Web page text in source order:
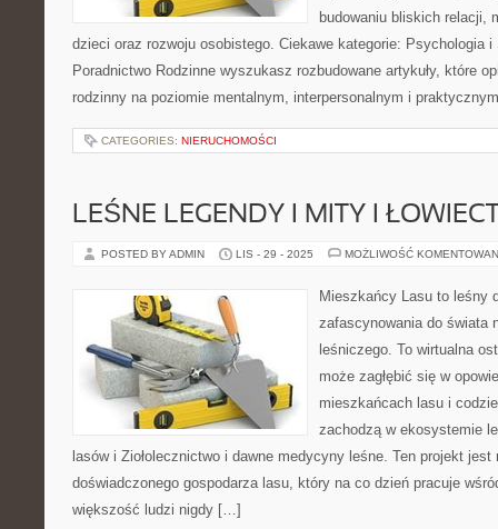
budowaniu bliskich relacji,
dzieci oraz rozwoju osobistego. Ciekawe kategorie: Psychologia
Poradnictwo Rodzinne wyszukasz rozbudowane artykuły, które
rodzinny na poziomie mentalnym, interpersonalnym i
CATEGORIES: NIERUCHOMOŚCI
LEŚNE LEGENDY I MITY I
POSTED BY ADMIN LIS - 29 - 2025 MOŻLIWOŚĆ
Mieszkańcy Lasu to leśny
zafascynowania do świata
leśniczego. To wirtualna
może zagłębić się w
mieszkańcach lasu i
zachodzą w ekosystemie
lasów i Ziołolecznictwo i dawne medycyny leśne. Ten projekt
doświadczonego gospodarza lasu, który na co dzień pracuje
większość ludzi nigdy […]